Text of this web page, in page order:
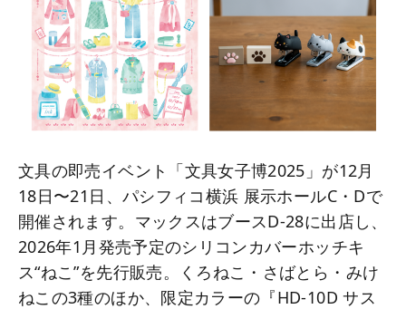
文具の即売イベント「文具女子博2025」が12月
18日〜21日、パシフィコ横浜 展示ホールC・Dで
開催されます。マックスはブースD-28に出店し、
2026年1月発売予定のシリコンカバーホッチキ
ス“ねこ”を先行販売。くろねこ・さばとら・みけ
ねこの3種のほか、限定カラーの『HD-10D サス